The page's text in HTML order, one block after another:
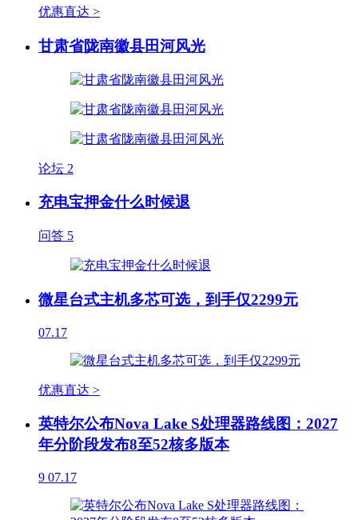
优惠直达 >
甘肃省陇南徽县田河风光
论坛 2
充电宝押金什么时候退
问答 5
微星台式主机多芯可选，到手仅2299元
07.17
优惠直达 >
英特尔公布Nova Lake S处理器路线图：2027
年分阶段发布8至52核多版本
9 07.17